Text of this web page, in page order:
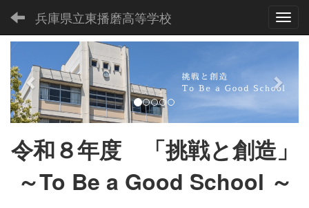
兵庫県立東播磨高等学校
r
e
v
i
o
u
s
e
x
t
令和８年度 「挑戦と創造」
～To Be a Good School ～